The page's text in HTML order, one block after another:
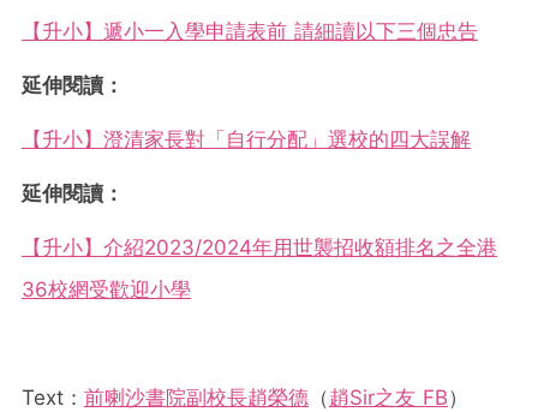
【升小】遞小一入學申請表前 請細讀以下三個忠告
延伸閱讀：
【升小】澄清家長對「自行分配」選校的四大誤解
延伸閱讀：
【升小】介紹2023/2024年用世襲招收額排名之全港
36校網受歡迎小學
Text： 前喇沙書院副校長趙榮德 （趙Sir之友 FB）